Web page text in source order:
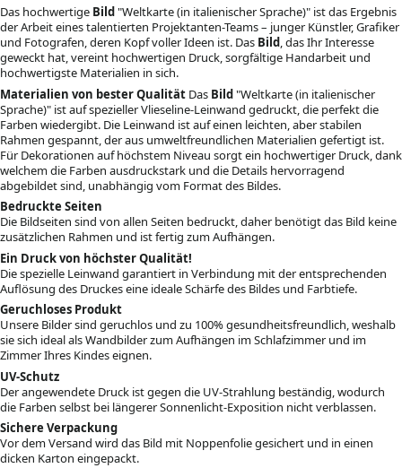
Das hochwertige Bild"Weltkarte (in italienischer Sprache)" ist das Ergebnis
der Arbeit eines talentierten Projektanten-Teams – junger Künstler, Grafiker
und Fotografen, deren Kopf voller Ideen ist. Das Bild, das Ihr Interesse
geweckt hat, vereint hochwertigen Druck, sorgfältige Handarbeit und
hochwertigste Materialien in sich.
Materialien von bester Qualität Das Bild"Weltkarte (in italienischer
Sprache)" ist auf spezieller Vlieseline-Leinwand gedruckt, die perfekt die
Farben wiedergibt. Die Leinwand ist auf einen leichten, aber stabilen
Rahmen gespannt, der aus umweltfreundlichen Materialien gefertigt ist.
Für Dekorationen auf höchstem Niveau sorgt ein hochwertiger Druck, dank
welchem die Farben ausdruckstark und die Details hervorragend
abgebildet sind, unabhängig vom Format des Bildes.
Bedruckte Seiten
Die Bildseiten sind von allen Seiten bedruckt, daher benötigt das Bild keine
zusätzlichen Rahmen und ist fertig zum Aufhängen.
Ein Druck von höchster Qualität!
Die spezielle Leinwand garantiert in Verbindung mit der entsprechenden
Auflösung des Druckes eine ideale Schärfe des Bildes und Farbtiefe.
Geruchloses Produkt
Unsere Bilder sind geruchlos und zu 100% gesundheitsfreundlich, weshalb
sie sich ideal als Wandbilder zum Aufhängen im Schlafzimmer und im
Zimmer Ihres Kindes eignen.
UV-Schutz
Der angewendete Druck ist gegen die UV-Strahlung beständig, wodurch
die Farben selbst bei längerer Sonnenlicht-Exposition nicht verblassen.
Sichere Verpackung
Vor dem Versand wird das Bild mit Noppenfolie gesichert und in einen
dicken Karton eingepackt.